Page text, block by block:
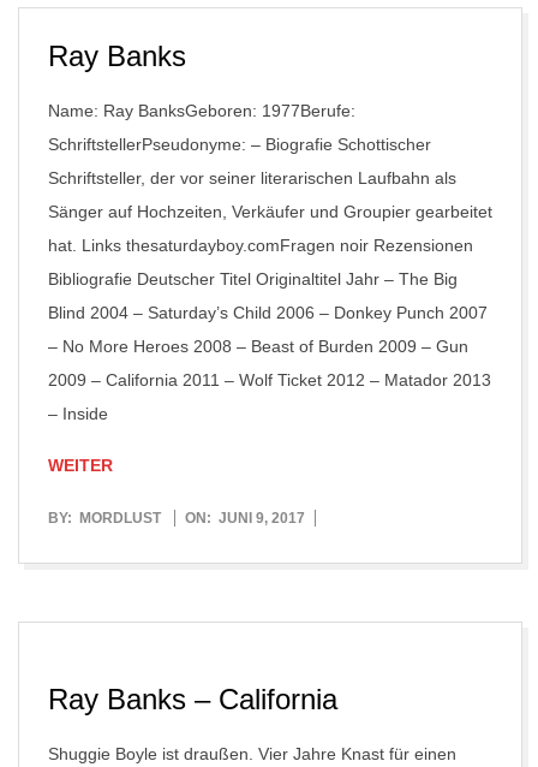
Ray Banks
Name: Ray BanksGeboren: 1977Berufe:
SchriftstellerPseudonyme: – Biografie Schottischer
Schriftsteller, der vor seiner literarischen Laufbahn als
Sänger auf Hochzeiten, Verkäufer und Groupier gearbeitet
hat. Links thesaturdayboy.comFragen noir Rezensionen
Bibliografie Deutscher Titel Originaltitel Jahr – The Big
Blind 2004 – Saturday’s Child 2006 – Donkey Punch 2007
– No More Heroes 2008 – Beast of Burden 2009 – Gun
2009 – California 2011 – Wolf Ticket 2012 – Matador 2013
– Inside
WEITER
2017-
BY: MORDLUST ON: JUNI 9, 2017
Ray Banks – California
Shuggie Boyle ist draußen. Vier Jahre Knast für einen